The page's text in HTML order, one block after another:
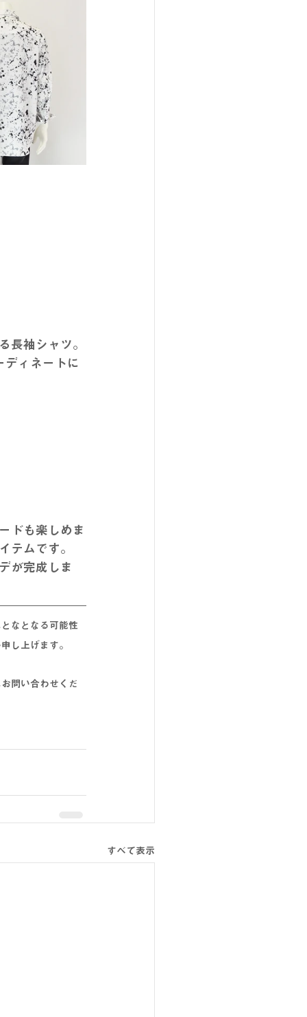
長袖シャツ。
ディネートに
ドも楽しめま
テムです。
が完成しま
なとなる可能性
し上げます。
問い合わせくだ
すべて表示